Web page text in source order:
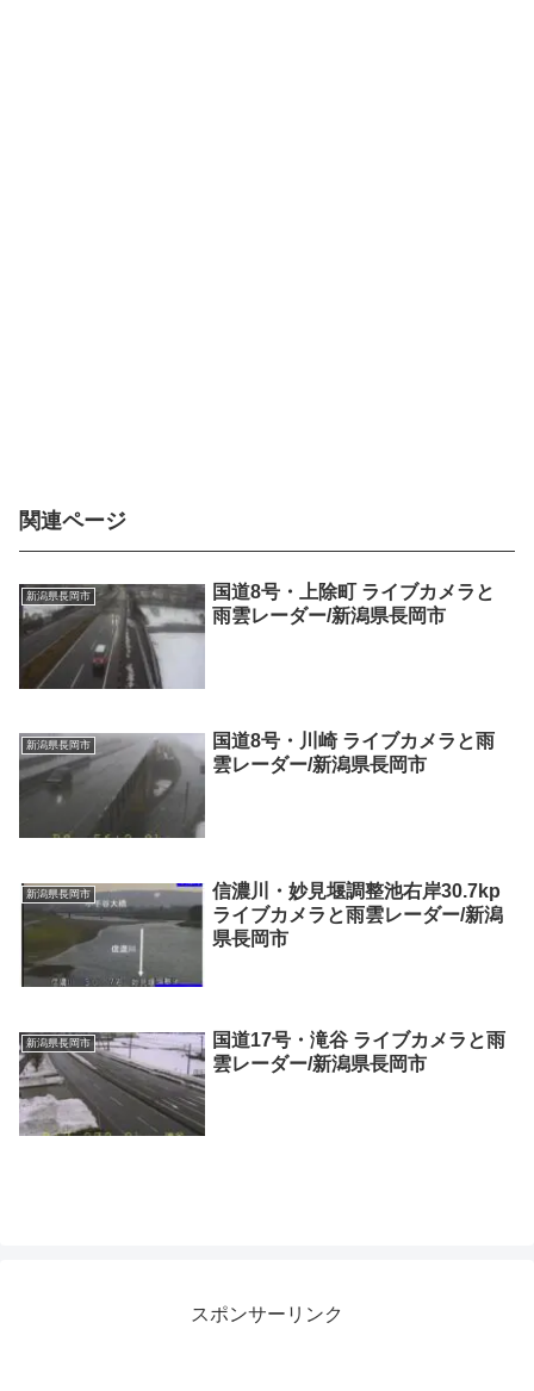
関連ページ
新潟県長岡市
国道8号・上除町 ライブカメラと
雨雲レーダー/新潟県長岡市
新潟県長岡市
国道8号・川崎 ライブカメラと雨
雲レーダー/新潟県長岡市
新潟県長岡市
信濃川・妙見堰調整池右岸30.7kp
ライブカメラと雨雲レーダー/新潟
県長岡市
新潟県長岡市
国道17号・滝谷 ライブカメラと雨
雲レーダー/新潟県長岡市
スポンサーリンク